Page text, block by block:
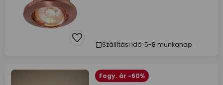
Szállítási idő: 5-8 munkanap
Fogy. ár -60%